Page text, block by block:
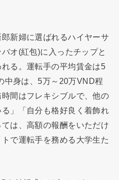
新婦に選ばれるハイヤーサ
オ(紅包)に入ったチップと
る。運転手の平均賃金は5
中身は、5万～20万VND程
間はフレキシブルで、他の
」「自分も格好良く着飾れ
は、高額の報酬をいただけ
で運転手を務める大学生た